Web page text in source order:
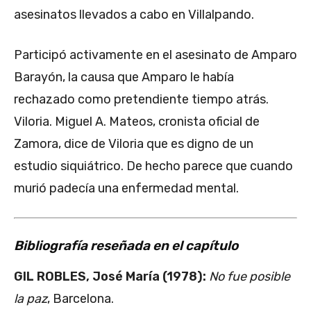
asesinatos llevados a cabo en Villalpando.
Participó activamente en el asesinato de Amparo
Barayón, la causa que Amparo le había
rechazado como pretendiente tiempo atrás.
Viloria. Miguel A. Mateos, cronista oficial de
Zamora, dice de Viloria que es digno de un
estudio siquiátrico. De hecho parece que cuando
murió padecía una enfermedad mental.
Bibliografía reseñada en el capítulo
GIL ROBLES, José María (1978): No fue posible
la paz, Barcelona.